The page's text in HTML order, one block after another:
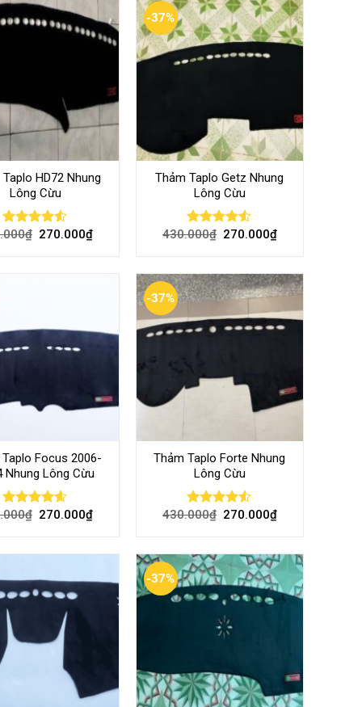
HD72 Nhung
Lông Cừu
Rated
₫ 270.000₫
-37%
Thảm Taplo Getz Nhung
Lông Cừu
Rated
430.000₫ 270.000₫
Focus 2006-
Nhung Lông Cừu
Rated 4.57
₫ 270.000₫
-37%
Thảm Taplo Forte Nhung
Lông Cừu
Rated
430.000₫ 270.000₫
-37%